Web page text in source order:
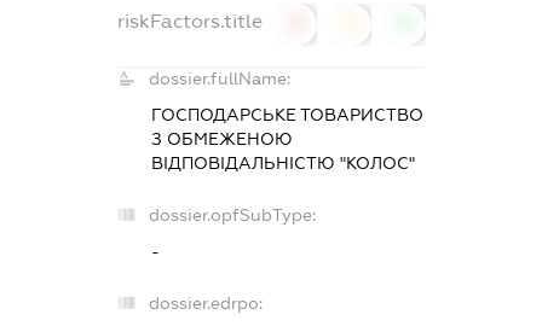
riskFactors.title
dossier.fullName:
ГОСПОДАРСЬКЕ ТОВАРИСТВО
З ОБМЕЖЕНОЮ
ВIДПОВIДАЛЬНIСТЮ "КОЛОС"
dossier.opfSubType:
-
dossier.edrpo: